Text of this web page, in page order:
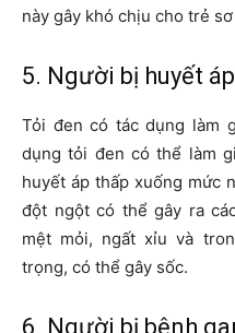
này gây khó chịu cho trẻ
5. Người bị huyết
Tỏi đen có tác dụng làm
dụng tỏi đen có thể làm
huyết áp thấp xuống mức
đột ngột có thể gây ra
mệt mỏi, ngất xỉu và
trọng, có thể gây sốc.
6. Người bị bệnh